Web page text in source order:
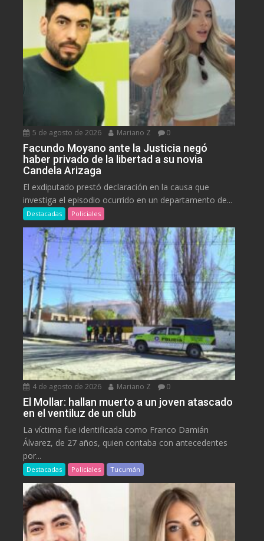
5 de agosto de 2026 Mariano Z 0
Facundo Moyano ante la Justicia negó
haber privado de la libertad a su novia
Candela Arizaga
El exdiputado prestó declaración en la causa que
investiga el episodio ocurrido en un departamento de...
Destacadas Policiales
4 de agosto de 2026 Mariano Z 0
El Mollar: hallan muerto a un joven atascado
en el ventiluz de un club
La víctima fue identificada como Franco Damián
Álvarez, de 27 años, quien contaba con antecedentes
por...
Destacadas Policiales Tucumán